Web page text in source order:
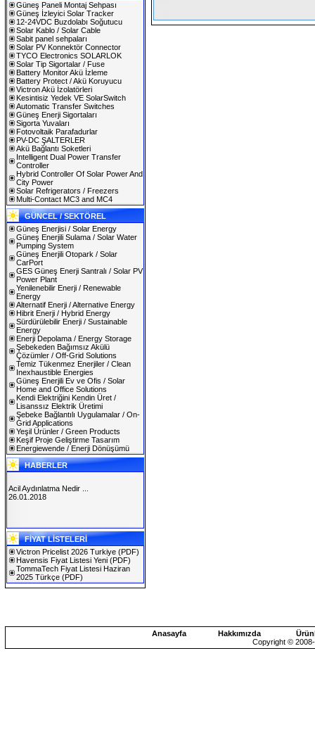
Güneş Paneli Montaj Sehpası
Güneş İzleyici Solar Tracker
12-24VDC Buzdolabı Soğutucu
Solar Kablo / Solar Cable
Sabit panel sehpaları
Solar PV Konnektör Connector
TYCO Electronics SOLARLOK
Solar Tip Sigortalar / Fuse
Battery Monitor Akü İzleme
Battery Protect / Akü Koruyucu
Victron Akü İzolatörleri
Kesintisiz Yedek VE SolarSwitch
Automatic Transfer Switches
Güneş Enerji Sigortaları
Sigorta Yuvaları
Fotovoltaik Parafadurlar
PV-DC ŞALTERLER
Akü Bağlantı Soketleri
Intelligent Dual Power Transfer
Controller
Hybrid Controller Of Solar Power And
City Power
Solar Refrigerators / Freezers
Multi-Contact MC3 and MC4
GÜNCEL / SEKTÖREL
Güneş Enerjisi / Solar Energy
Güneş Enerjili Sulama / Solar Water
Pumping System
Güneş Enerjili Otopark / Solar
CarPort
GES Güneş Enerji Santralı / Solar PV
Power Plant
Yenilenebilir Enerji / Renewable
Energy
Alternatif Enerji / Alternative Energy
Hibrit Enerji / Hybrid Energy
Sürdürülebilir Enerji / Sustainable
Energy
Enerji Depolama / Energy Storage
Şebekeden Bağımsız Akülü
Çözümler / Off-Grid Solutions
Temiz Tükenmez Enerjiler / Clean
Inexhaustible Energies
Güneş Enerjili Ev ve Ofis / Solar
Home and Office Solutions
Kendi Elektriğini Kendin Üret /
Lisanssız Elektrik Üretimi
Şebeke Bağlantılı Uygulamalar / On-
Grid Applications
Yeşil Ürünler / Green Products
Keşif Proje Geliştirme Tasarım
Energiewende / Enerji Dönüşümü
HABERLER
SOLAREX ISTANBUL 2019
30.01.2019
Acil Aydınlatma Nedir ...
26.01.2018
FİYAT LİSTELERİ
Victron Pricelist 2026 Turkiye (PDF)
Havensis Fiyat Listesi Yeni (PDF)
TommaTech Fiyat Listesi Haziran
2025 Türkçe (PDF)
Anasayfa Hakkımızda
Copyright ©